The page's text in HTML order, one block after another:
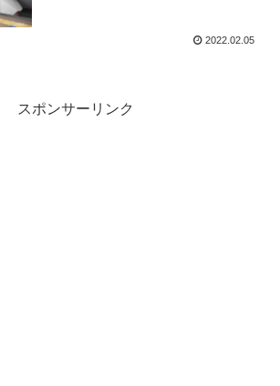
2022.02.05
スポンサーリンク